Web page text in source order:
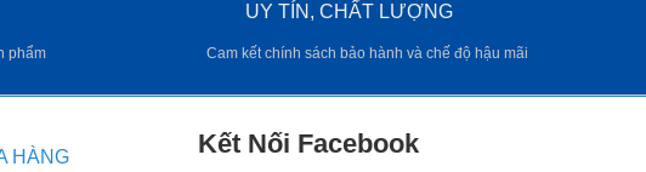
phẩm
UY TÍN, CHẤT LƯỢNG
Cam kết chính sách bảo hành và chế độ hậu mãi
HÀNG Kết Nối Facebook